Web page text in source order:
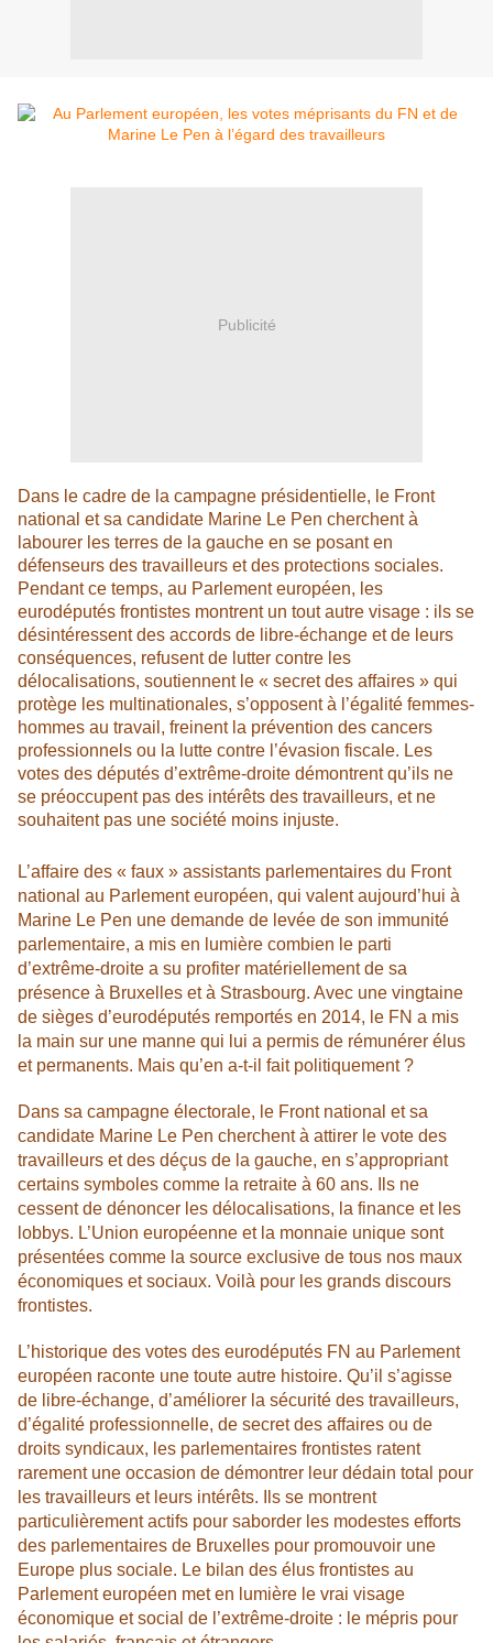
Publicité
Dans le cadre de la campagne présidentielle, le Front
national et sa candidate Marine Le Pen cherchent à
labourer les terres de la gauche en se posant en
défenseurs des travailleurs et des protections sociales.
Pendant ce temps, au Parlement européen, les
eurodéputés frontistes montrent un tout autre visage : ils se
désintéressent des accords de libre-échange et de leurs
conséquences, refusent de lutter contre les
délocalisations, soutiennent le « secret des affaires » qui
protège les multinationales, s’opposent à l’égalité femmes-
hommes au travail, freinent la prévention des cancers
professionnels ou la lutte contre l’évasion fiscale. Les
votes des députés d’extrême-droite démontrent qu’ils ne
se préoccupent pas des intérêts des travailleurs, et ne
souhaitent pas une société moins injuste.
L’affaire des « faux » assistants parlementaires du Front
national au Parlement européen, qui valent aujourd’hui à
Marine Le Pen une demande de levée de son immunité
parlementaire, a mis en lumière combien le parti
d’extrême-droite a su profiter matériellement de sa
présence à Bruxelles et à Strasbourg. Avec une vingtaine
de sièges d’eurodéputés remportés en 2014, le FN a mis
la main sur une manne qui lui a permis de rémunérer élus
et permanents. Mais qu’en a-t-il fait politiquement ?
Dans sa campagne électorale, le Front national et sa
candidate Marine Le Pen cherchent à attirer le vote des
travailleurs et des déçus de la gauche, en s’appropriant
certains symboles comme la retraite à 60 ans. Ils ne
cessent de dénoncer les délocalisations, la finance et les
lobbys. L’Union européenne et la monnaie unique sont
présentées comme la source exclusive de tous nos maux
économiques et sociaux. Voilà pour les grands discours
frontistes.
L’historique des votes des eurodéputés FN au Parlement
européen raconte une toute autre histoire. Qu’il s’agisse
de libre-échange, d’améliorer la sécurité des travailleurs,
d’égalité professionnelle, de secret des affaires ou de
droits syndicaux, les parlementaires frontistes ratent
rarement une occasion de démontrer leur dédain total pour
les travailleurs et leurs intérêts. Ils se montrent
particulièrement actifs pour saborder les modestes efforts
des parlementaires de Bruxelles pour promouvoir une
Europe plus sociale. Le bilan des élus frontistes au
Parlement européen met en lumière le vrai visage
économique et social de l’extrême-droite : le mépris pour